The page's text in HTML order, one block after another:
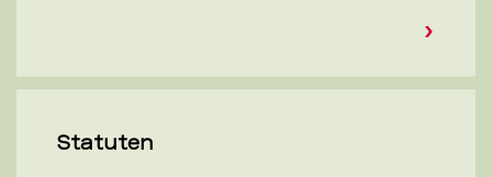
Statuten